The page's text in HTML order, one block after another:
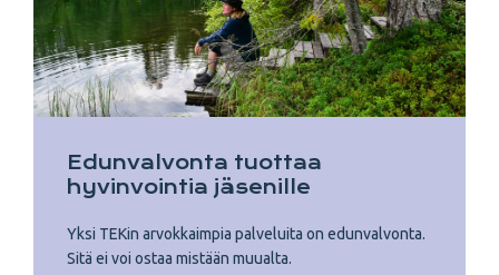
Edunvalvonta tuottaa
hyvinvointia jäsenille
Yksi TEKin arvokkaimpia palveluita on edunvalvonta.
Sitä ei voi ostaa mistään muualta.